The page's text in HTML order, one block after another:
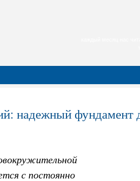
надежный фундамент
с постоянно